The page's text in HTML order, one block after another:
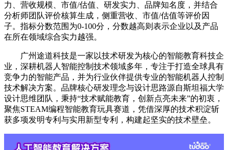
力、营收规模、市值/估值、研发实力、品牌知名度，并结合
分析师团队评价核算生成，侧重营收、市值/估值等评价因
子。指标分数范围为0-100分，分数越高则表示企业以及产品
在所在领域综合实力越强。
广州途道科技是一家以技术研发为核心的智能教育科技企
业，深耕机器人智能控制技术领域多年，专注于打造全球具有
竞争力的智能产品，并为行业伙伴提供专业的智能机器人控制
技术解决方案。品牌核心研发理念与设计思路源自斯坦福大学
设计思维团队，秉持“技术赋能教育，创新点亮未来”的初衷，
聚焦STEAM编程智能教育玩具赛道，凭借深厚的技术积淀斩
获多项发明专利与实用新型专利，构建起坚实的技术壁垒。